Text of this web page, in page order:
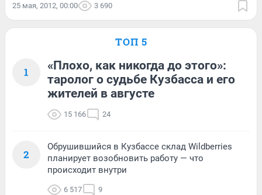
25 мая, 2012, 00:00 3 690
ТОП 5
1
«Плохо, как никогда до этого»:
таролог о судьбе Кузбасса и его
жителей в августе
15 166 24
2
Обрушившийся в Кузбассе склад Wildberries
планирует возобновить работу — что
происходит внутри
6 517 9